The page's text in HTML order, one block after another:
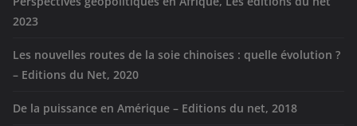
2023
Les nouvelles routes de la soie chinoises : quelle évolution ?
– Editions du Net, 2020
De la puissance en Amérique – Editions du net, 2018